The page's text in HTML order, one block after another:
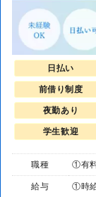
日払い
前借り制度
夜勤あり
学生歓迎
職種 ①有
給与 ①時